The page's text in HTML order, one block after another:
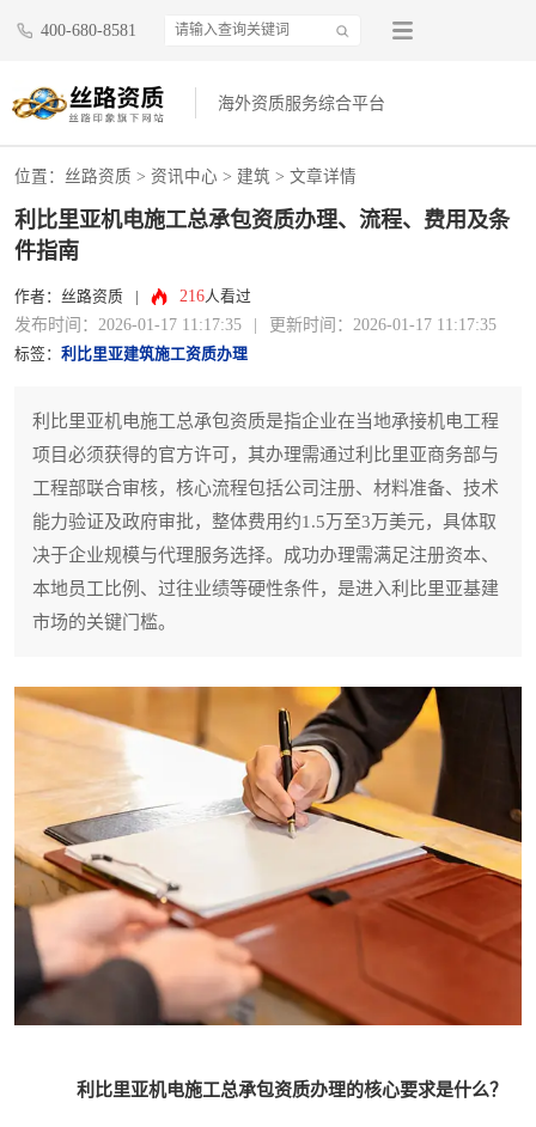
400-680-8581
海外资质服务综合平台
位置： 丝路资质 > 资讯中心 > 建筑 > 文章详情
利比里亚机电施工总承包资质办理、流程、费用及条
件指南
作者：丝路资质 216人看过
发布时间：2026-01-17 11:17:35 更新时间：2026-01-17 11:17:35
标签： 利比里亚建筑施工资质办理
利比里亚机电施工总承包资质是指企业在当地承接机电工程
项目必须获得的官方许可，其办理需通过利比里亚商务部与
工程部联合审核，核心流程包括公司注册、材料准备、技术
能力验证及政府审批，整体费用约1.5万至3万美元，具体取
决于企业规模与代理服务选择。成功办理需满足注册资本、
本地员工比例、过往业绩等硬性条件，是进入利比里亚基建
市场的关键门槛。
利比里亚机电施工总承包资质办理的核心要求是什么？